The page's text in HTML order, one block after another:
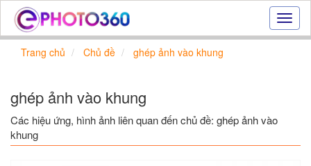
Hiệu
ứng
tuyến,
Trang chủ Chủ đề ghép ảnh vào khung
ghép ảnh vào khung
Các hiệu ứng, hình ảnh liên quan đến chủ đề: ghép ảnh vào
khung